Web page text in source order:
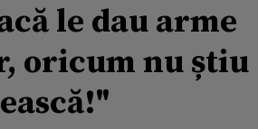
le dau arme
oricum nu știu